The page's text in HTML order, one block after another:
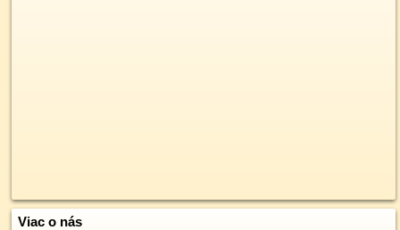
Viac o nás